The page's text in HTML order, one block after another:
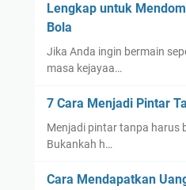
Lengkap untuk
Bola
Jika Anda ingin bermain
masa kejayaa…
7 Cara Menjadi Pintar
Menjadi pintar tanpa harus
Bukankah h…
Cara Mendapatkan